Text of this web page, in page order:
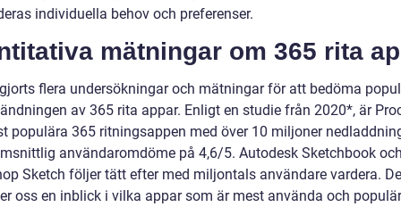
individuella behov och preferenser.
mätningar om 365 rita
flera undersökningar och mätningar för att bedöma
av 365 rita appar. Enligt en studie från 2020*, är
populära 365 ritningsappen med över 10 miljoner
användaromdöme på 4,6/5. Autodesk Sketchbook
Sketch följer tätt efter med miljontals användare vardera.
oss en inblick i vilka appar som är mest använda och